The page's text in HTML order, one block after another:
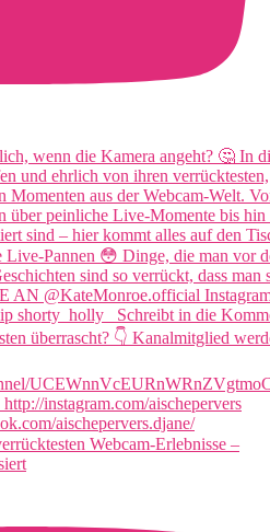
Webcam-Erlebnisse –